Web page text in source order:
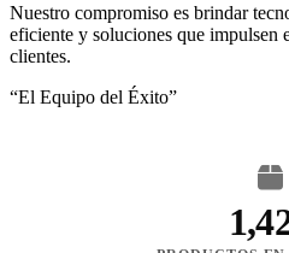
Nuestro compromiso es brindar
eficiente y soluciones que impulsen
clientes.
“El Equipo del Éxito”